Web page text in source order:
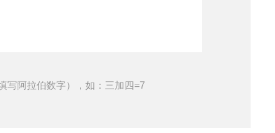
写阿拉伯数字），如：三加四=7